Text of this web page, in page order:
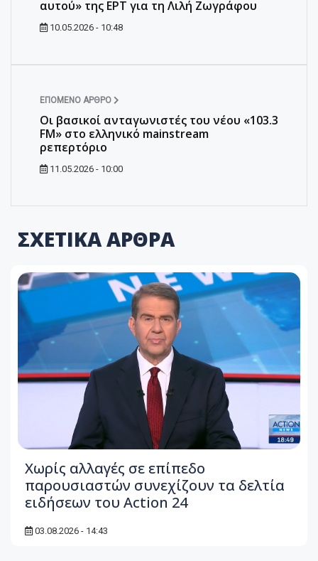
αυτού» της ΕΡΤ για τη Λιλή Ζωγράφου
10.05.2026 - 10:48
ΕΠΌΜΕΝΟ ΆΡΘΡΟ
Οι βασικοί ανταγωνιστές του νέου «103.3
FM» στο ελληνικό mainstream
ρεπερτόριο
11.05.2026 - 10:00
ΣΧΕΤΙΚΑ ΑΡΘΡΑ
Χωρίς αλλαγές σε επίπεδο
παρουσιαστών συνεχίζουν τα δελτία
ειδήσεων του Action 24
03.08.2026 - 14:43